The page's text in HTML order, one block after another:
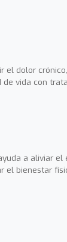
el dolor
de vida con
a aliviar el
el bienestar